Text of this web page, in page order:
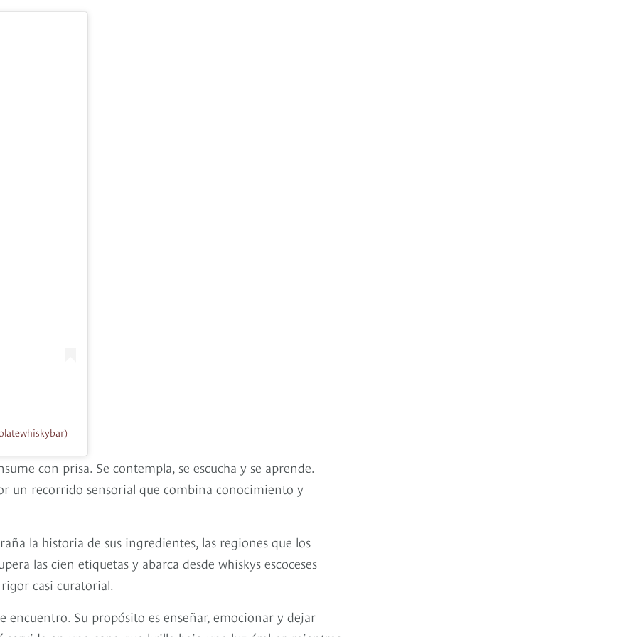
con prisa. Se contempla, se escucha y se aprende.
un recorrido sensorial que combina conocimiento y
la historia de sus ingredientes, las regiones que los
las cien etiquetas y abarca desde whiskys escoceses
casi curatorial.
encuentro. Su propósito es enseñar, emocionar y dejar